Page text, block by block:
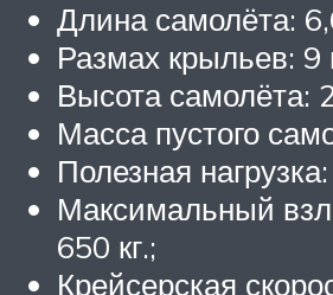
Длина самолёта:
Размах крыльев: 9
Высота самолёта:
Масса пустого
Полезная
Максимальный
650 кг.;
Крейсерская